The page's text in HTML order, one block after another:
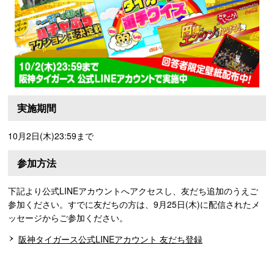
実施期間
10月2日(木)23:59まで
参加方法
下記より公式LINEアカウントへアクセスし、友だち追加のうえご
参加ください。すでに友だちの方は、9月25日(木)に配信されたメ
ッセージからご参加ください。
阪神タイガース公式LINEアカウント 友だち登録